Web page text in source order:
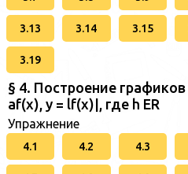
3.13 3.14 3.15
3.19
§ 4. Построение
af(x), у = lf(x)|, где h ER
Упражнение
4.1 4.2 4.3